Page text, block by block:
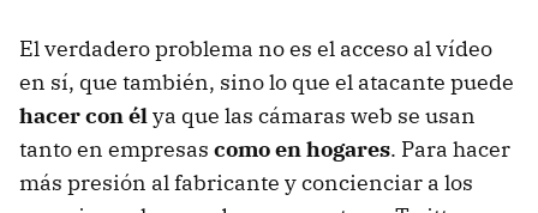
El verdadero problema no es el acceso al vídeo
en sí, que también, sino lo que el atacante puede
hacer con élya que las cámaras web se usan
tanto en empresas como en hogares. Para hacer
más presión al fabricante y concienciar a los